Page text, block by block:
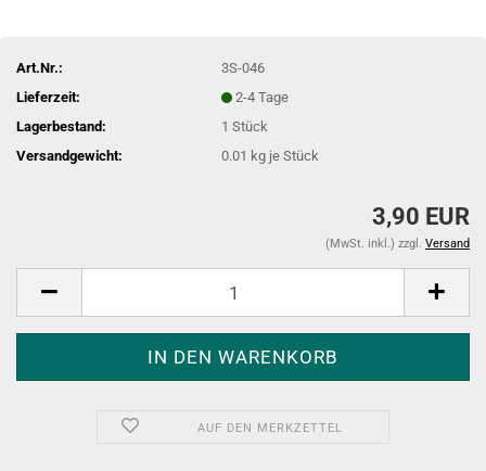
Art.Nr.:
3S-046
Lieferzeit:
2-4 Tage
Lagerbestand:
1Stück
Versandgewicht:
0.01 kg je Stück
3,90 EUR
(MwSt. inkl.) zzgl. Versand
AUF DEN MERKZETTEL